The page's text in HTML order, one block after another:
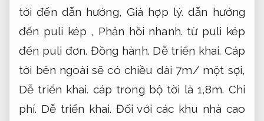
tời đến dẫn hướng, Giá hợp lý. dẫn hướng
đến puli kép , Phản hồi nhanh. từ puli kép
đến puli đơn.Đồng hành. Dễ triển khai. Cáp
tời bên ngoài sẽ có chiều dài 7m/ một sợi,
Dễ triển khai. cáp trong bộ tời là 1,8m. Chi
phí. Dễ triển khai. Đối với các khu nhà cao